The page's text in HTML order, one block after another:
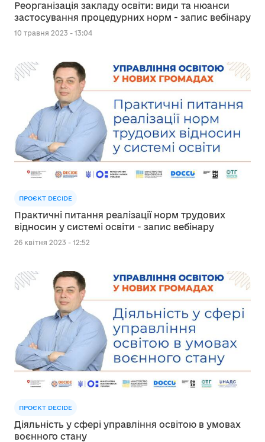
Реорганізація закладу освіти: види та нюанси
застосування процедурних норм - запис вебінару
10 травня 2023 - 13:04
ПРОЄКТ DECIDE
Практичні питання реалізації норм трудових
відносин у системі освіти - запис вебінару
26 квітня 2023 - 12:52
ПРОЄКТ DECIDE
Діяльність у сфері управління освітою в умовах
воєнного стану